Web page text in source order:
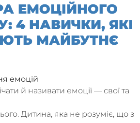
ЕМОЦІЙНОГО
4 НАВИЧКИ, ЯКІ
МАЙБУТНЄ
емоцій
й називати емоції — свої та
Дитина, яка не розуміє, що з